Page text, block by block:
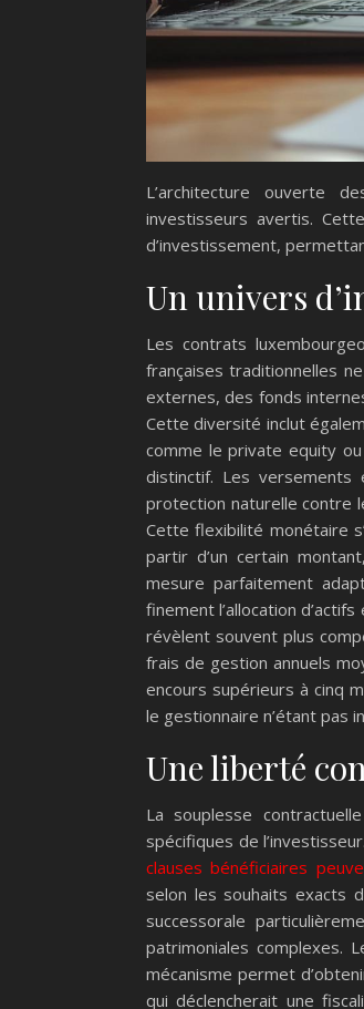
L’architecture ouverte
investisseurs avertis.
d’investissement,
Un univers
Les contrats
françaises traditionnelles
externes, des fonds
Cette diversité inclut
comme le private equity
distinctif. Les versements
protection naturelle contre
Cette flexibilité monétaire
partir d’un certain
mesure parfaitement
finement l’allocation
révèlent souvent plus
frais de gestion annuels
encours supérieurs à cinq
le gestionnaire n’étant pas
Une liberté
La souplesse
spécifiques de
clauses bénéficiaires
selon les souhaits exacts
successorale
patrimoniales complexes.
mécanisme permet
qui déclencherait une